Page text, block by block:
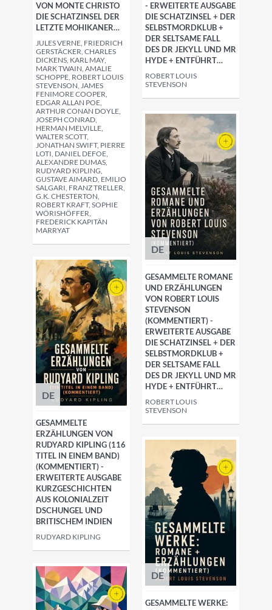
VON MONTE CHRISTO
DIE SCHATZINSEL DER
LETZTE MOHIKANER…
JULES VERNE, FRIEDRICH
GERSTÄCKER, CHARLES
DICKENS, KARL MAY,
MARK TWAIN, AMALIE
SCHOPPE, ROBERT LOUIS
STEVENSON, JAMES
FENIMORE COOPER,
EDGAR ALLAN POE,
ARTHUR CONAN DOYLE,
JOSEPH CONRAD,
HERMAN MELVILLE,
WALTER SCOTT,
JONATHAN SWIFT, PIERRE
LOTI, DANIEL DEFOE,
ALEXANDRE DUMAS,
RUDYARD KIPLING,
GUSTAVE AIMARD, EMILIO
SALGARI, FRANZ TRELLER,
G.K. CHESTERTON,
ROBERT KRAFT, SOPHIE
WÖRISHÖFFER,
FREDERICK KAPITÄN
MARRYAT
- ERWEITERTE AUSGABE
DIE SCHATZINSEL + DER
SELBSTMORDKLUB +
DER SELTSAME FALL
DES DR JEKYLL UND MR
HYDE + ENTFÜHRT…
ROBERT LOUIS
STEVENSON
DE
GESAMMELTE ROMANE
UND ERZÄHLUNGEN
VON ROBERT LOUIS
STEVENSON
(KOMMENTIERT) -
ERWEITERTE AUSGABE
DIE SCHATZINSEL + DER
SELBSTMORDKLUB +
DER SELTSAME FALL
DES DR JEKYLL UND MR
HYDE + ENTFÜHRT…
ROBERT LOUIS
STEVENSON
DE
GESAMMELTE
ERZÄHLUNGEN VON
RUDYARD KIPLING (116
TITEL IN EINEM BAND)
(KOMMENTIERT) -
ERWEITERTE AUSGABE
KURZGESCHICHTEN
AUS KOLONIALZEIT
DSCHUNGEL UND
BRITISCHEM INDIEN
RUDYARD KIPLING
DE
GESAMMELTE WERKE: